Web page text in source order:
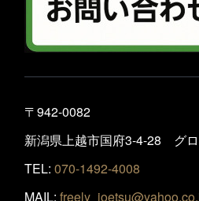
〒942-0082
新潟県上越市国府3-4-28 グ
TEL: 070-1492-4008
MAIL: